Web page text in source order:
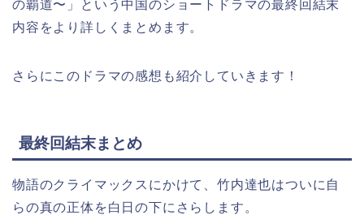
の覇道〜」という中国のショートドラマの最終回結末
内容をより詳しくまとめます。
さらにこのドラマの感想も紹介していきます！
最終回結末まとめ
物語のクライマックスにかけて、竹内達也はついに自
らの真の正体を白日の下にさらします。